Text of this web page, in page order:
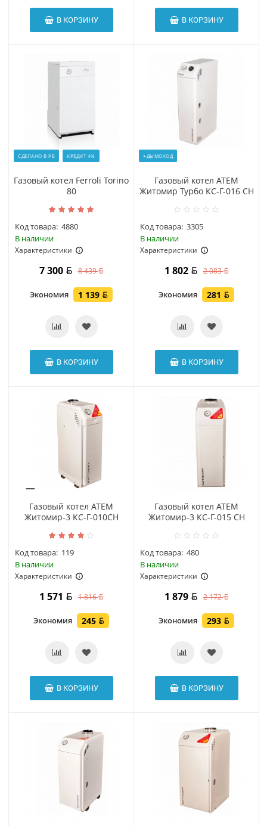
В КОРЗИНУ В КОРЗИНУ
СДЕЛАНО В РБ КРЕДИТ 4%
Газовый котел Ferroli Torino
80
Код товара: 4880
В наличии
Характеристики
7 300 8 439
Экономия 1 139
В КОРЗИНУ
+ДЫМОХОД
Газовый котел АТЕМ
Житомир Турбо КС-Г-016 СН
Код товара: 3305
В наличии
Характеристики
1 802 2 083
Экономия 281
В КОРЗИНУ
Газовый котел АТЕМ
Житомир-3 КС-Г-010СН
Код товара: 119
В наличии
Характеристики
1 571 1 816
Экономия 245
В КОРЗИНУ
Газовый котел АТЕМ
Житомир-3 КС-Г-015 СН
Код товара: 480
В наличии
Характеристики
1 879 2 172
Экономия 293
В КОРЗИНУ